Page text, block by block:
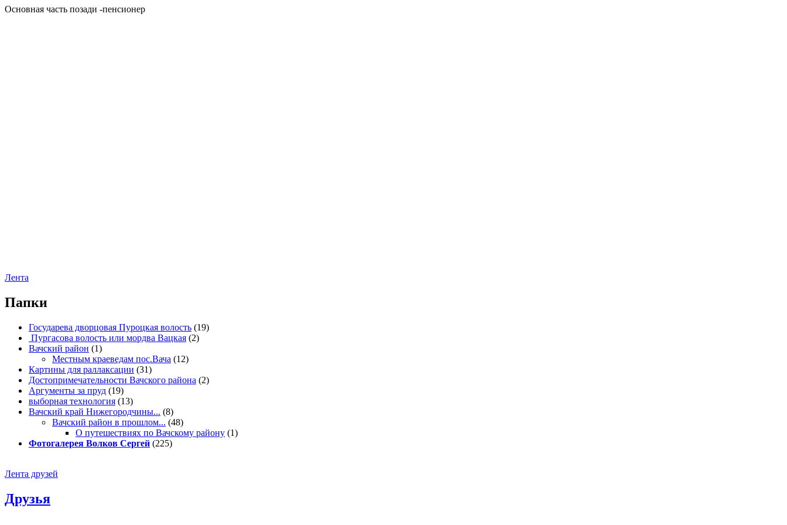
Основная часть позади -пенсионер
Лента
Папки
Государева дворцовая Пуроцкая волость (19)
Пургасова волость или мордва Вацкая (2)
Вачский район (1)
Местным краеведам пос.Вача (12)
Картины для раллаксации (31)
Достопримечательности Вачского района (2)
Аргументы за пруд (19)
выборная технология (13)
Вачский край Нижегородчины... (8)
Вачский район в прошлом... (48)
О путешествиях по Вачскому району (1)
Фотогалерея Волков Сергей (225)
Лента друзей
Друзья